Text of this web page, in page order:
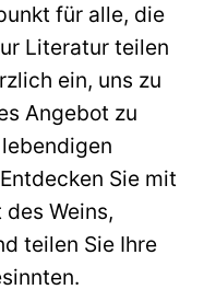
für alle, die
Literatur teilen
ein, uns zu
Angebot zu
Sie mit
Weins,
teilen Sie Ihre